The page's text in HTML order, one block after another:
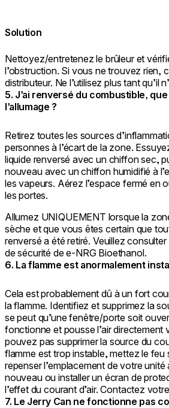
Solution
Nettoyez/entretenez le brûleur et
l’obstruction. Si vous ne trouvez rien,
distributeur. Ne l’utilisez plus tant qu’il
5. J’ai renversé du combustible,
l’allumage ?
Retirez toutes les sources
personnes à l’écart de la zone.
liquide renversé avec un chiffon sec,
nouveau avec un chiffon humidifié à
les vapeurs. Aérez l’espace fermé en
les portes.
Allumez UNIQUEMENT lorsque la
sèche et que vous êtes certain que
renversé a été retiré. Veuillez
de sécurité de e-NRG Bioethanol.
6. La flamme est anormalement
Cela est probablement dû à un fort
la flamme. Identifiez et supprimez la
se peut qu’une fenêtre/porte soit
fonctionne et pousse l’air directement
pouvez pas supprimer la source du
flamme est trop instable, mettez le feu
repenser l’emplacement de votre unité
nouveau ou installer un écran de
l’effet du courant d’air. Contactez
7. Le Jerry Can ne fonctionne pas